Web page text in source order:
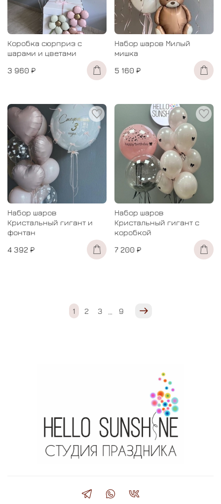
Коробка сюрприз с
шарами и цветами
3 960 ₽
Набор шаров Милый
мишка
5 160 ₽
Набор шаров
Кристальный гигант и
фонтан
4 392 ₽
Набор шаров
Кристальный гигант с
коробкой
7 200 ₽
1 2 3 … 9